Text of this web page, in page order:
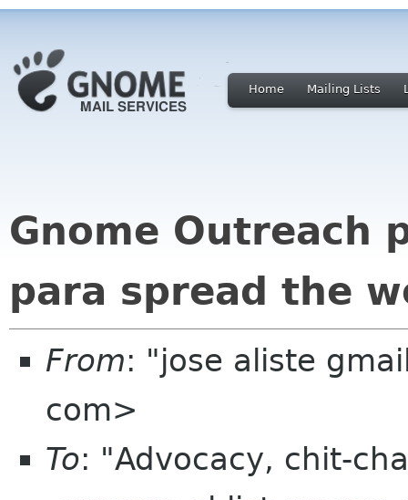
Home Mailing Lists
Gnome Outreach
para spread the
From: "jose aliste
com>
To: "Advocacy, chit-